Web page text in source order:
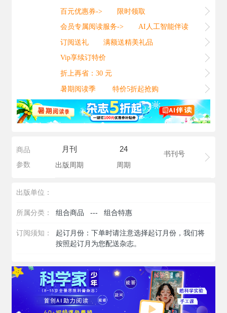
百元优惠券->
限时领取
会员专属阅读服务->
AI人工智能伴读
订阅送礼
满额送精美礼品
Vip享续订特价
折上再省：30 元
暑期阅读季
特价5折起抢购
商品
参数
月刊
出版周期
24
周期
书刊号
出版单位：
所属分类： 组合商品 ---组合特惠
订阅须知：
起订月份：下单时请注意选择起订月份，我们将
按照起订月为您配送杂志。